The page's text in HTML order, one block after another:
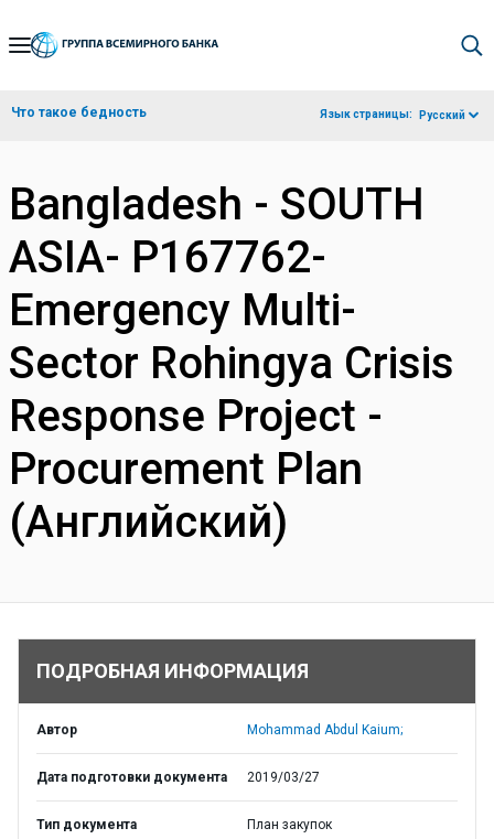
Skip
Navigation
Что такое бедность Язык страницы: Русский
Bangladesh - SOUTH
ASIA- P167762-
Emergency Multi-
Sector Rohingya Crisis
Response Project -
Procurement Plan
(Английский)
ПОДРОБНАЯ ИНФОРМАЦИЯ
Автор Mohammad Abdul Kaium;
Дата подготовки документа 2019/03/27
Тип документа План закупок